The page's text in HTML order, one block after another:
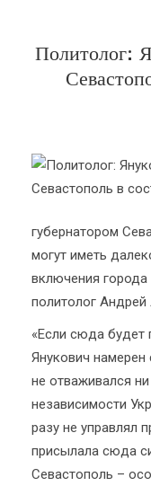
Политолог:
губернатором
могут иметь
включения
политолог Андрей
«Если сюда будет
Янукович намерен
не отваживался
независимости
разу не управлял
присылала сюда
Севастополь –